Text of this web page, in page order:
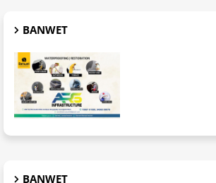
BANWET
BANWET